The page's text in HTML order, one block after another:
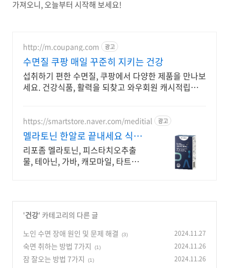
가져오니, 오늘부터 시작해 보세요!
http://m.coupang.com 광고
수면질 쿠팡 매일 꾸준히 지키는 건강
섭취하기 편한 수면질, 쿠팡에서 다양한 제품을 만나보
세요. 건강식품, 활력을 되찾고 와우회원 캐시적립도
https://smartstore.naver.com/meditial 광고
멜라토닌 한알로 끝내세요 식품
첨가물 10종 무첨가
리포좀 멜라토닌, 피스타치오추출
물, 테아닌, 가바, 캐모마일, 타트체
'건강' 카테고리의 다른 글
노인 수면 장애 원인 및 문제 해결
(3) 2024.11.27
숙면 취하는 방법 7가지 (1) 2024.11.26
잠 잘오는 방법 7가지 (1) 2024.11.26